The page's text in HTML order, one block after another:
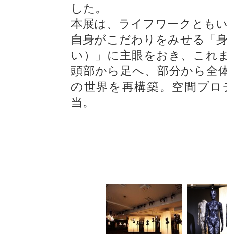
した。
本展は、ライフワークとも
自身がこだわりをみせる「
い）」に主眼をおき、これ
頭部から足へ、部分から全
の世界を再構築。空間プ
当。